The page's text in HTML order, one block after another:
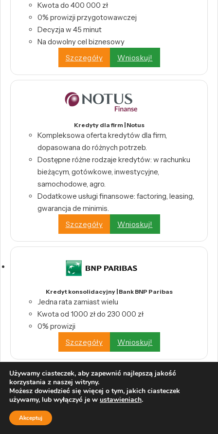
Kwota do 400 000 zł
0% prowizji przygotowawczej
Decyzja w 45 minut
Na dowolny cel biznesowy
Szczegóły
Wnioskuj!
Kredyty dla firm | Notus
Kompleksowa oferta kredytów dla firm,
dopasowana do różnych potrzeb.
Dostępne różne rodzaje kredytów: w rachunku
bieżącym, gotówkowe, inwestycyjne,
samochodowe, agro.
Dodatkowe usługi finansowe: factoring, leasing,
gwarancja de minimis.
Szczegóły
Wnioskuj!
Kredyt konsolidacyjny | Bank BNP Paribas
Jedna rata zamiast wielu
Kwota od 1000 zł do 230 000 zł
0% prowizji
Szczegóły
Wnioskuj!
Konsolidacja kredytów i pożyczek | CreditHelp
Połącz wszystkie swoje kredyty w jedną,
wygodną ratę.
Używamy ciasteczek, aby zapewnić najlepszą jakość
korzystania z naszej witryny.
Możesz dowiedzieć się więcej o tym, jakich ciasteczek
używamy, lub wyłączyć je w ustawieniach.
Akceptuj